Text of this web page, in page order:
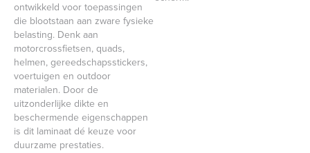
ontwikkeld voor toepassingen
die blootstaan aan zware fysieke
belasting. Denk aan
motorcrossfietsen, quads,
helmen, gereedschapsstickers,
voertuigen en outdoor
materialen. Door de
uitzonderlijke dikte en
beschermende eigenschappen
is dit laminaat dé keuze voor
duurzame prestaties.